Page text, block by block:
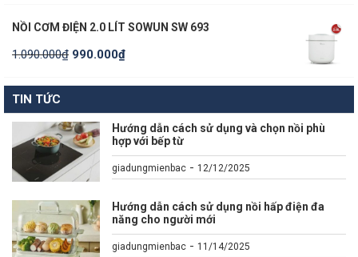
NỒI CƠM ĐIỆN 2.0 LÍT SOWUN SW 693
1.090.000₫ 990.000₫
TIN TỨC
Hướng dẫn cách sử dụng và chọn nồi phù
hợp với bếp từ
giadungmienbac - 12/12/2025
Hướng dẫn cách sử dụng nồi hấp điện đa
năng cho người mới
giadungmienbac - 11/14/2025